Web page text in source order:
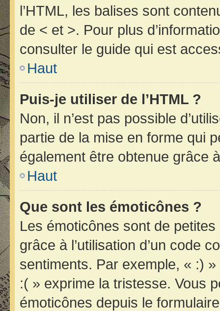
l’HTML, les balises sont
de < et >. Pour plus
consulter le guide qui est
Haut
Puis-je utiliser de l’HTML ?
Non, il n’est pas possible
partie de la mise en forme qui
également être obtenue grâce
Haut
Que sont les émoticônes ?
Les émoticônes sont de
grâce à l’utilisation d’un code
sentiments. Par exemple, « :)
:( » exprime la tristesse. Vous
émoticônes depuis le